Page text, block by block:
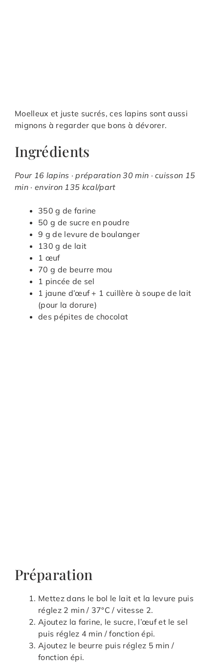
Moelleux et juste sucrés, ces lapins sont aussi
mignons à regarder que bons à dévorer.
Ingrédients
Pour 16 lapins · préparation 30 min · cuisson 15
min · environ 135 kcal/part
350 g de farine
50 g de sucre en poudre
9 g de levure de boulanger
130 g de lait
1 œuf
70 g de beurre mou
1 pincée de sel
1 jaune d’œuf + 1 cuillère à soupe de lait
(pour la dorure)
des pépites de chocolat
Préparation
Mettez dans le bol le lait et la levure puis
réglez 2 min / 37°C / vitesse 2.
Ajoutez la farine, le sucre, l’œuf et le sel
puis réglez 4 min / fonction épi.
Ajoutez le beurre puis réglez 5 min /
fonction épi.